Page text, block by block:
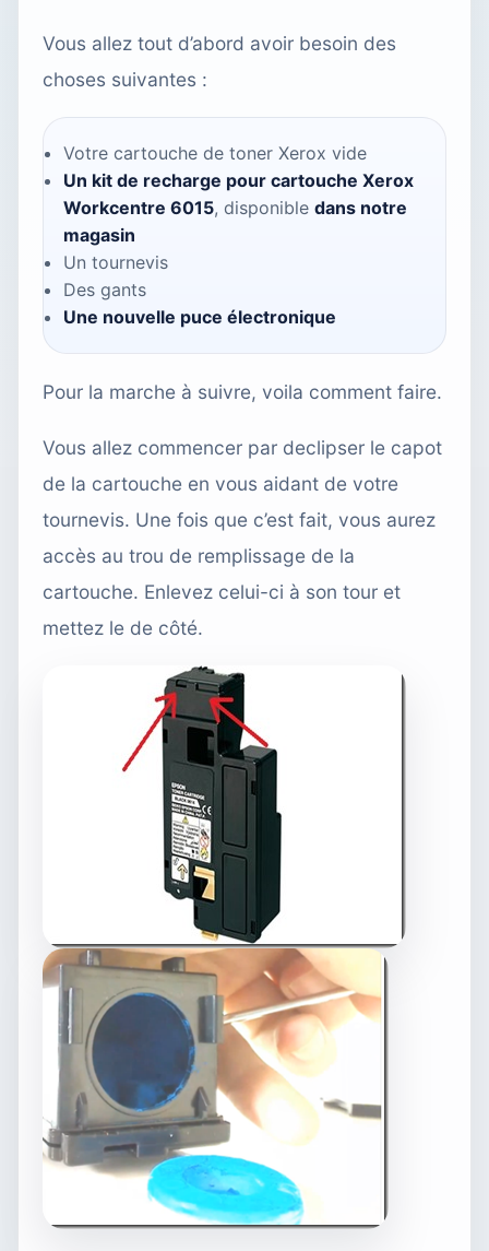
Vous allez tout d’abord avoir besoin des
choses suivantes :
Votre cartouche de toner Xerox vide
Un kit de recharge pour cartouche Xerox
Workcentre 6015, disponible dans notre
magasin
Un tournevis
Des gants
Une nouvelle puce électronique
Pour la marche à suivre, voila comment faire.
Vous allez commencer par declipser le capot
de la cartouche en vous aidant de votre
tournevis. Une fois que c’est fait, vous aurez
accès au trou de remplissage de la
cartouche. Enlevez celui-ci à son tour et
mettez le de côté.